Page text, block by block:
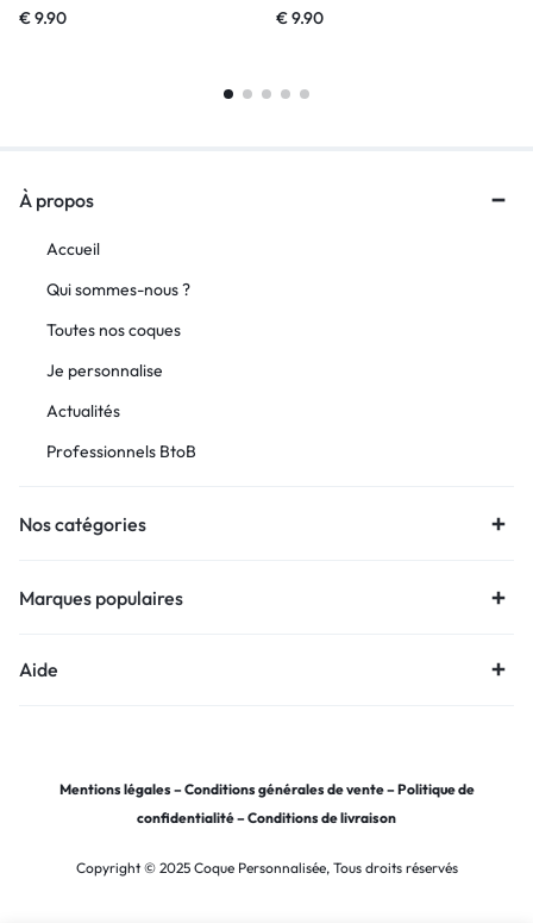
€9.90 €9.90
À propos
Accueil
Qui sommes-nous ?
Toutes nos coques
Je personnalise
Actualités
Professionnels BtoB
Nos catégories
Marques populaires
Aide
Mentions légales –Conditions générales de vente–Politique de
confidentialité–Conditions de livraison
Copyright © 2025 Coque Personnalisée, Tous droits réservés